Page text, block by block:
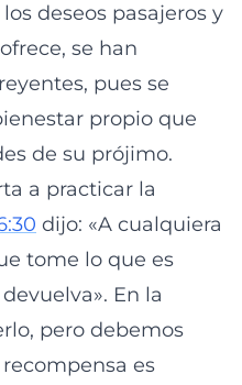
deseos pasajeros y
se han
pues se
propio que
de su prójimo.
a practicar la
dijo: «A cualquiera
tome lo que es
En la
pero debemos
es